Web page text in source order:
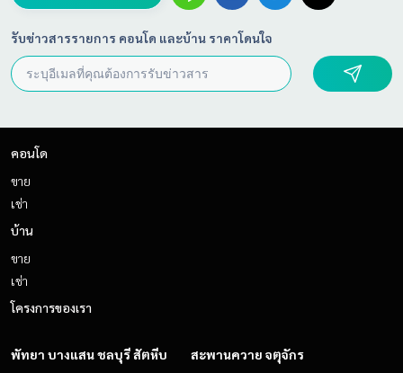
รับข่าวสารรายการ คอนโด และบ้าน ราคาโดนใจ
คอนโด
ขาย
เช่า
บ้าน
ขาย
เช่า
โครงการของเรา
พัทยา บางแสน ชลบุรี สัตหีบ
สะพานควาย จตุจักร